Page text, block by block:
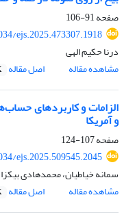
صفحه91-106
ejs.2025.473307.1918
درنا حکیم الهی
مشاهده مقاله
اصل مقاله
الزامات و کاربردهای
و آمریکا
صفحه107-124
ejs.2025.509545.2045
سمانه خیاطیان، محمدهادی
مشاهده مقاله
اصل مقاله